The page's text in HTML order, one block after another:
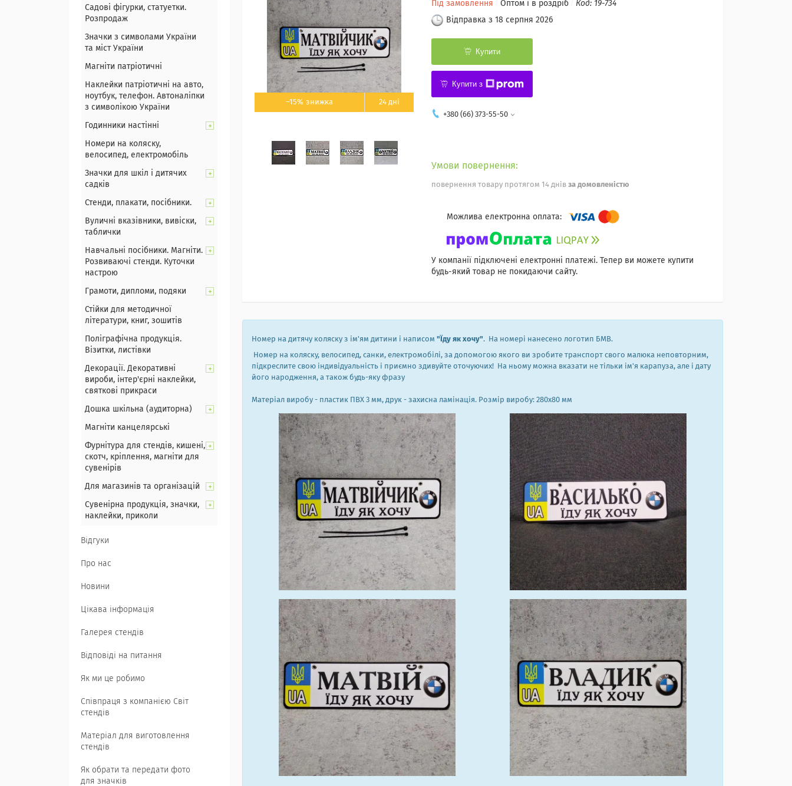
–15% 24 дні
Під замовлення Оптом і в роздріб Код: 19-734
Відправка з 18 серпня 2026
Купити
Купити з
+380 (66) 373-55-50
повернення товару протягом 14 днів за домовленістю
У компанії підключені електронні платежі. Тепер ви можете купити
будь-який товар не покидаючи сайту.
Номер на дитячу коляску з ім'ям дитини і написом "Їду як хочу". На номері нанесено логотип БМВ.
Номер на коляску, велосипед, санки, електромобілі, за допомогою якого ви зробите транспорт свого малюка неповторним,
підкреслите свою індивідуальність і приємно здивуйте оточуючих! На ньому можна вказати не тільки ім'я карапуза, але і дату
його народження, а також будь-яку фразу
Матеріал виробу - пластик ПВХ 3 мм, друк - захисна ламінація. Розмір виробу: 280х80 мм
Садові фігурки, статуетки.
Розпродаж
Значки з символами України
та міст України
Магніти патріотичні
Наклейки патріотичні на авто,
ноутбук, телефон. Автоналіпки
з символікою України
Годинники настінні
Номери на коляску,
велосипед, електромобіль
Значки для шкіл і дитячих
садків
Стенди, плакати, посібники.
Вуличні вказівники, вивіски,
таблички
Навчальні посібники. Магніти.
Розвиваючі стенди. Куточки
настрою
Грамоти, дипломи, подяки
Стійки для методичної
літератури, книг, зошитів
Поліграфічна продукція.
Візитки, листівки
Декорації. Декоративні
вироби, інтер'єрні наклейки,
святкові прикраси
Дошка шкільна (аудиторна)
Магніти канцелярські
Фурнітура для стендів, кишені,
скотч, кріплення, магніти для
сувенірів
Для магазинів та організацій
Сувенірна продукція, значки,
наклейки, приколи
Відгуки
Про нас
Новини
Цікава інформація
Галерея стендів
Відповіді на питання
Як ми це робимо
Співпраця з компанією Світ
стендів
Матеріал для виготовлення
стендів
Як обрати та передати фото
для значків